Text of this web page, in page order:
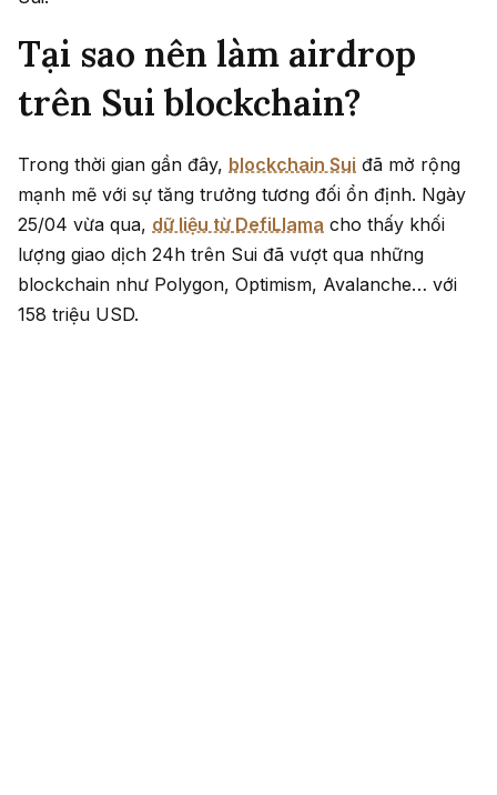
Tại sao nên làm airdrop
trên Sui blockchain?
Trong thời gian gần đây, blockchain Sui đã mở rộng
mạnh mẽ với sự tăng trưởng tương đối ổn định. Ngày
25/04 vừa qua, dữ liệu từ DefiLlama cho thấy khối
lượng giao dịch 24h trên Sui đã vượt qua những
blockchain như Polygon, Optimism, Avalanche… với
158 triệu USD.